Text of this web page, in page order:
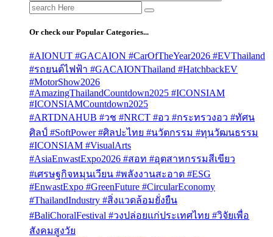
Search
for:
Or check our Popular Categories...
#AIONUT #GACAION #CarOfTheYear2026 #EVThailand
#รถยนต์ไฟฟ้า #GACAIONThailand #HatchbackEV
#MotorShow2026
#AmazingThailandCountdown2025 #ICONSIAM
#ICONSIAMCountdown2025
#ARTDNAHUB #วช #NRCT #อว #กระทรวงอว #ทัศน
ศิลป์ #SoftPower #ศิลปะไทย #นวัตกรรม #ทุนวัฒนธรรม
#ICONSIAM #VisualArts
#AsiaEnwastExpo2026 #สอท #อุตสาหกรรมสีเขียว
#เศรษฐกิจหมุนเวียน #พลังงานสะอาด #ESG
#EnwastExpo #GreenFuture #CircularEconomy
#ThailandIndustry #สิ่งแวดล้อมยั่งยืน
#BaliChoralFestival #วงปล่อยแก่ประเทศไทย #วิจัยเพื่อ
สังคมสูงวัย